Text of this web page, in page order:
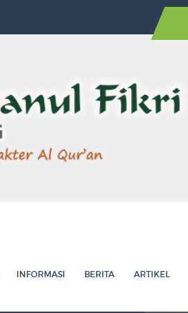
...
Bers...
dan ...
INFORMASI BERITA ARTIKEL